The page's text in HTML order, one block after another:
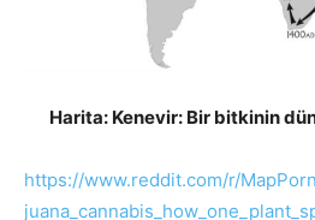
Harita: Kenevir: Bir bitkinin
https://www.reddit.com/r/